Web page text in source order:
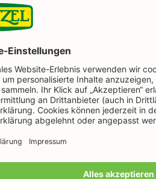
Noch mehr Sprossen